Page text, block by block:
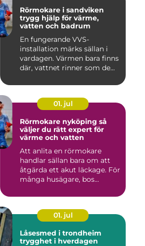
Rörmokare i sandviken
trygg hjälp för värme,
vatten och badrum
En fungerande VVS-
installation märks sällan i
vardagen. Värmen bara finns
där, vattnet rinner som de...
01. jul
Rörmokare nyköping så
väljer du rätt expert för
värme och vatten
Att anlita en rörmokare
handlar sällan bara om att
åtgärda ett akut läckage. För
många husägare, bos...
01. jul
Låsesmed i trondheim
trygghet i hverdagen